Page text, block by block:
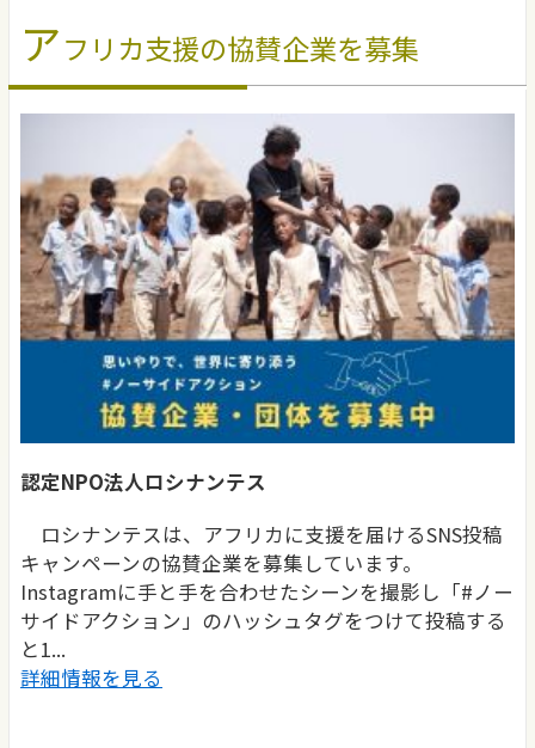
アフリカ支援の協賛企業を募集
認定NPO法人ロシナンテス
ロシナンテスは、アフリカに支援を届けるSNS投稿
キャンペーンの協賛企業を募集しています。
Instagramに手と手を合わせたシーンを撮影し「#ノー
サイドアクション」のハッシュタグをつけて投稿する
と1...
詳細情報を見る